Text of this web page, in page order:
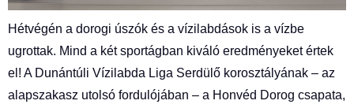
Hétvégén a dorogi úszók és a vízilabdások is a vízbe
ugrottak. Mind a két sportágban kiváló eredményeket értek
el! A Dunántúli Vízilabda Liga Serdülő korosztályának – az
alapszakasz utolsó fordulójában – a Honvéd Dorog csapata,